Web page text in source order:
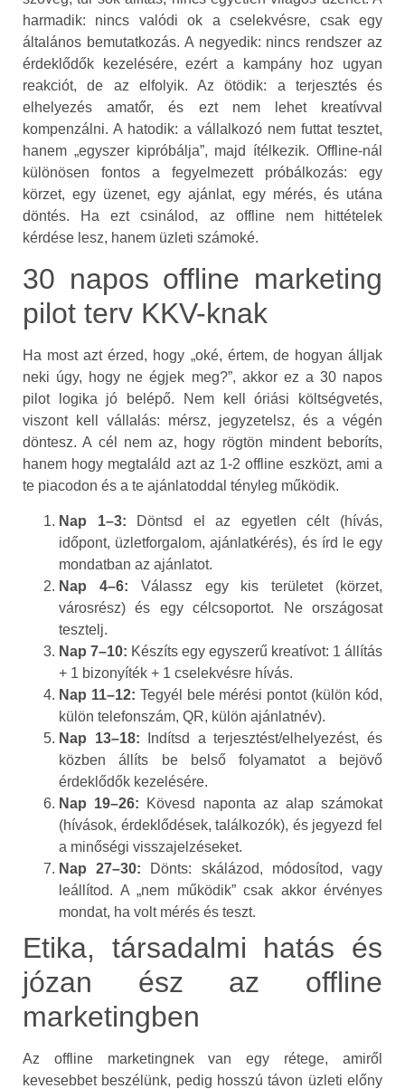
harmadik: nincs valódi ok a cselekvésre, csak egy
általános bemutatkozás. A negyedik: nincs rendszer az
érdeklődők kezelésére, ezért a kampány hoz ugyan
reakciót, de az elfolyik. Az ötödik: a terjesztés és
elhelyezés amatőr, és ezt nem lehet kreatívval
kompenzálni. A hatodik: a vállalkozó nem futtat tesztet,
hanem „egyszer kipróbálja”, majd ítélkezik. Offline-nál
különösen fontos a fegyelmezett próbálkozás: egy
körzet, egy üzenet, egy ajánlat, egy mérés, és utána
döntés. Ha ezt csinálod, az offline nem hittételek
kérdése lesz, hanem üzleti számoké.
30 napos offline marketing
pilot terv KKV-knak
Ha most azt érzed, hogy „oké, értem, de hogyan álljak
neki úgy, hogy ne égjek meg?”, akkor ez a 30 napos
pilot logika jó belépő. Nem kell óriási költségvetés,
viszont kell vállalás: mérsz, jegyzetelsz, és a végén
döntesz. A cél nem az, hogy rögtön mindent beboríts,
hanem hogy megtaláld azt az 1-2 offline eszközt, ami a
te piacodon és a te ajánlatoddal tényleg működik.
Nap 1–3: Döntsd el az egyetlen célt (hívás,
időpont, üzletforgalom, ajánlatkérés), és írd le egy
mondatban az ajánlatot.
Nap 4–6: Válassz egy kis területet (körzet,
városrész) és egy célcsoportot. Ne országosat
tesztelj.
Nap 7–10: Készíts egy egyszerű kreatívot: 1 állítás
+ 1 bizonyíték + 1 cselekvésre hívás.
Nap 11–12: Tegyél bele mérési pontot (külön kód,
külön telefonszám, QR, külön ajánlatnév).
Nap 13–18: Indítsd a terjesztést/elhelyezést, és
közben állíts be belső folyamatot a bejövő
érdeklődők kezelésére.
Nap 19–26: Kövesd naponta az alap számokat
(hívások, érdeklődések, találkozók), és jegyezd fel
a minőségi visszajelzéseket.
Nap 27–30: Dönts: skálázod, módosítod, vagy
leállítod. A „nem működik” csak akkor érvényes
mondat, ha volt mérés és teszt.
Etika, társadalmi hatás és
józan ész az offline
marketingben
Az offline marketingnek van egy rétege, amiről
kevesebbet beszélünk, pedig hosszú távon üzleti előny